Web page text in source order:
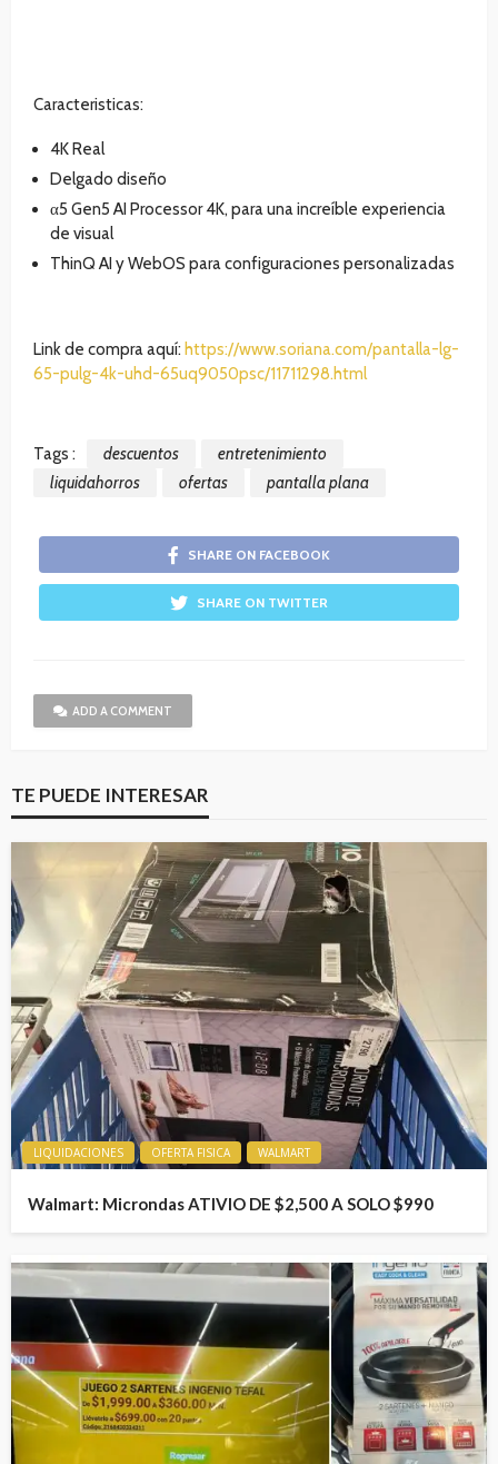
Caracteristicas:
4K Real
Delgado diseño
α5 Gen5 AI Processor 4K, para una increíble experiencia
de visual
ThinQ AI y WebOS para configuraciones personalizadas
Link de compra aquí: https://www.soriana.com/pantalla-lg-
65-pulg-4k-uhd-65uq9050psc/11711298.html
Tags : descuentos
entretenimiento
liquidahorros
ofertas pantalla plana
SHARE ON FACEBOOK
SHARE ON TWITTER
ADD A COMMENT
TE PUEDE INTERESAR
LIQUIDACIONES OFERTA FISICA WALMART
Walmart: Microndas ATIVIO DE $2,500 A SOLO $990